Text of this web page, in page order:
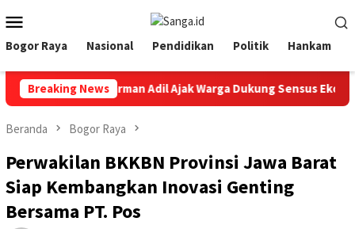
ke
kontenMobile
Bogor Raya Nasional Pendidikan Politik Hankam
Breaking News
Bogor Adityawarman Adil Ajak Warga Dukung Sensus Ekonomi
Beranda Bogor Raya
Perwakilan BKKBN Provinsi Jawa Barat
Siap Kembangkan Inovasi Genting
Bersama PT. Pos